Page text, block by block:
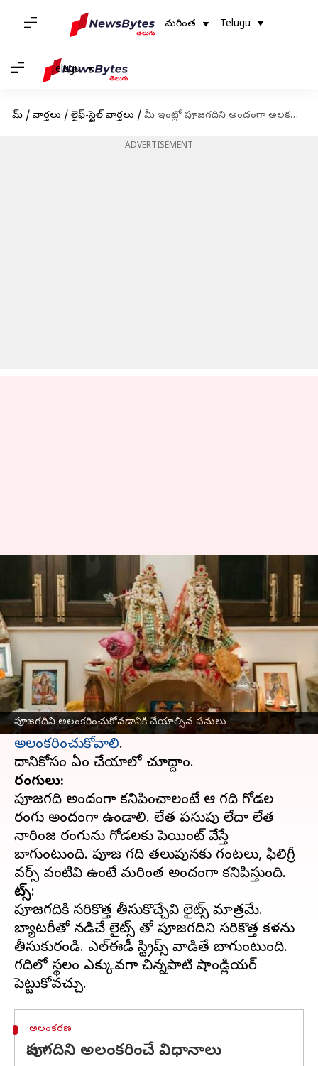
మరింత Telugu
Telugu
హోమ్ / వార్తలు / లైఫ్-స్టైల్ వార్తలు / మీ ఇంట్లో పూజగదిని అందంగా అలకరించడానికి చేయాల్సిన పనులు
ADVERTISEMENT
పూజగదిని అలంకరించుకోవడానికి చేయాల్సిన పనులు
మీ ఇంట్లో పూజగదిని అందంగా
అలకరించడానికి చేయాల్సిన పనులు
వ్రాసిన వారు Sriram Pranateja Apr 05, 2023 02:43 pm
ఈ వార్తాకథనం ఏంటి
ప్రతీ ఇంట్లో పూజగది సర్వసాధారణంగా ఉంటుంది.
పొద్దున్న లేచి స్నానం చేసి దేవునికి ప్రార్థనలు చేసే
అలంకరించుకోవాలి.
రంగులు:
పూజగది అందంగా కనిపించాలంటే ఆ గది గోడల
రంగు అందంగా ఉండాలి. లేత పసుపు లేదా లేత
నారింజ రంగును గోడలకు పెయింట్ వేస్తే
బాగుంటుంది. పూజ గది తలుపునకు గంటలు, ఫిలిగ్రీ
లైట్స్:
పూజగదికి సరికొత్త తీసుకొచ్చేవి లైట్స్ మాత్రమే.
బ్యాటరీతో నడిచే లైట్స్ తో పూజగదిని సరికొత్త కళను
తీసుకురండి. ఎల్ఈడీ స్ట్రిప్స్ వాడితే బాగుంటుంది.
గదిలో స్థలం ఎక్కువగా చిన్నపాటి షాండ్లియర్
అలంకరణ
పూజ గదిని అలంకరించే విధానాలు